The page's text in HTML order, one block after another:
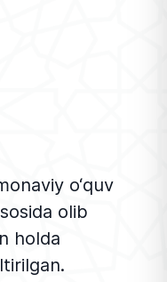
darslar
bilan kutib
haftalik
buyurgan
vakillari bilan
o‘quv
olib
holda